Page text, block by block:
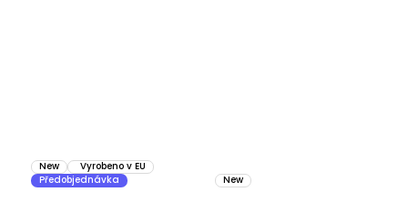
New
Vyrobeno v EU
Předobjednávka
New